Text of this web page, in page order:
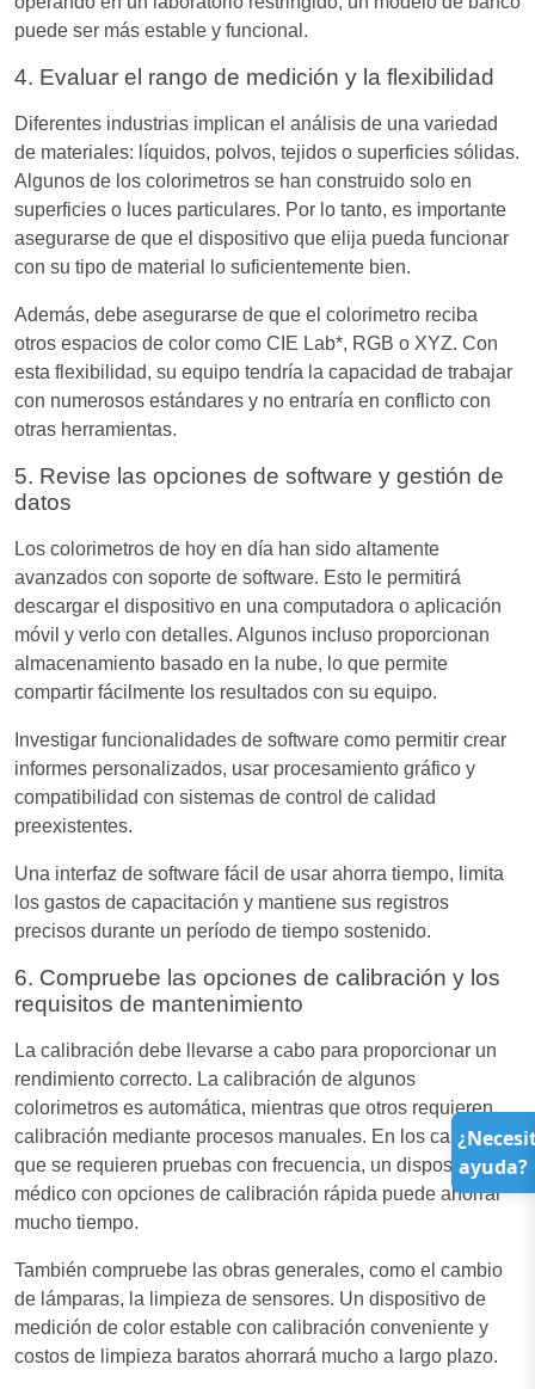
puede ser más estable y funcional.
4. Evaluar el rango de medición y la flexibilidad
Diferentes industrias implican el análisis de una variedad
de materiales: líquidos, polvos, tejidos o superficies sólidas.
Algunos de los colorimetros se han construido solo en
superficies o luces particulares. Por lo tanto, es importante
asegurarse de que el dispositivo que elija pueda funcionar
con su tipo de material lo suficientemente bien.
Además, debe asegurarse de que el colorimetro reciba
otros espacios de color como CIE Lab*, RGB o XYZ. Con
esta flexibilidad, su equipo tendría la capacidad de trabajar
con numerosos estándares y no entraría en conflicto con
otras herramientas.
5. Revise las opciones de software y gestión de
datos
Los colorimetros de hoy en día han sido altamente
avanzados con soporte de software. Esto le permitirá
descargar el dispositivo en una computadora o aplicación
móvil y verlo con detalles. Algunos incluso proporcionan
almacenamiento basado en la nube, lo que permite
compartir fácilmente los resultados con su equipo.
Investigar funcionalidades de software como permitir crear
informes personalizados, usar procesamiento gráfico y
compatibilidad con sistemas de control de calidad
preexistentes.
Una interfaz de software fácil de usar ahorra tiempo, limita
los gastos de capacitación y mantiene sus registros
precisos durante un período de tiempo sostenido.
6. Compruebe las opciones de calibración y los
requisitos de mantenimiento
La calibración debe llevarse a cabo para proporcionar un
rendimiento correcto. La calibración de algunos
colorimetros es automática, mientras que otros requieren
calibración mediante procesos manuales. En los casos en
que se requieren pruebas con frecuencia, un dispositivo
médico con opciones de calibración rápida puede ahorrar
mucho tiempo.
También compruebe las obras generales, como el cambio
de lámparas, la limpieza de sensores. Un dispositivo de
medición de color estable con calibración conveniente y
costos de limpieza baratos ahorrará mucho a largo plazo.
ayuda?